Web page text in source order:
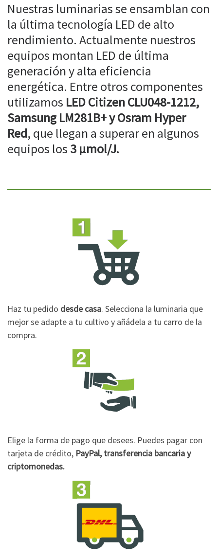
Nuestras luminarias se ensamblan con
la última tecnología LED de alto
rendimiento. Actualmente nuestros
equipos montan LED de última
generación y alta eficiencia
energética. Entre otros componentes
utilizamos LED Citizen CLU048-1212,
Samsung LM281B+ y Osram Hyper
Red, que llegan a superar en algunos
equipos los 3 µmol/J.
Haz tu pedido desde casa. Selecciona la luminaria que
mejor se adapte a tu cultivo y añádela a tu carro de la
compra.
Elige la forma de pago que desees. Puedes pagar con
tarjeta de crédito, PayPal, transferencia bancaria y
criptomonedas.